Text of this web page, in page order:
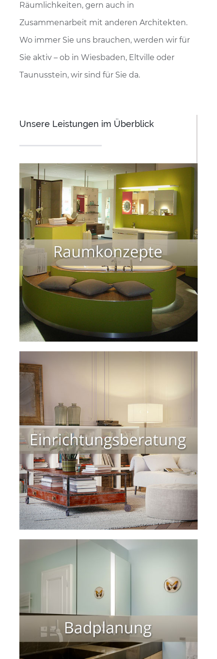
Räumlichkeiten, gern auch in
Zusammenarbeit mit anderen Architekten.
Wo immer Sie uns brauchen, werden wir für
Sie aktiv – ob in Wiesbaden, Eltville oder
Taunusstein, wir sind für Sie da.
Unsere Leistungen im Überblick